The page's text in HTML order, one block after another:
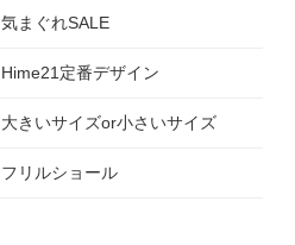
気まぐれSALE
Hime21定番デザイン
大きいサイズor小さいサイズ
フリルショール